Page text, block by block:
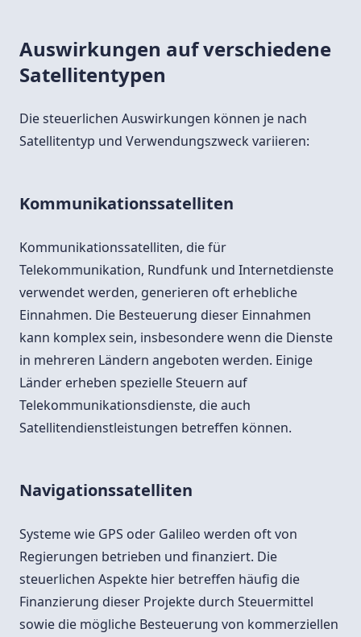
Auswirkungen auf verschiedene
Satellitentypen
Die steuerlichen Auswirkungen können je nach
Satellitentyp und Verwendungszweck variieren:
Kommunikationssatelliten
Kommunikationssatelliten, die für
Telekommunikation, Rundfunk und Internetdienste
verwendet werden, generieren oft erhebliche
Einnahmen. Die Besteuerung dieser Einnahmen
kann komplex sein, insbesondere wenn die Dienste
in mehreren Ländern angeboten werden. Einige
Länder erheben spezielle Steuern auf
Telekommunikationsdienste, die auch
Satellitendienstleistungen betreffen können.
Navigationssatelliten
Systeme wie GPS oder Galileo werden oft von
Regierungen betrieben und finanziert. Die
steuerlichen Aspekte hier betreffen häufig die
Finanzierung dieser Projekte durch Steuermittel
sowie die mögliche Besteuerung von kommerziellen